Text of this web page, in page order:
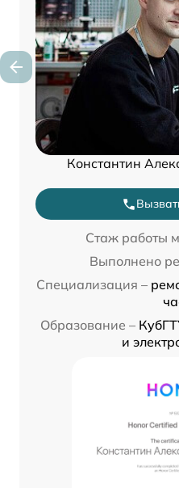
Константин
Стаж работы
Выполнено
Специализация –
Образование –
и